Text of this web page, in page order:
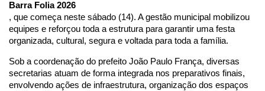
Barra Folia 2026
, que começa neste sábado (14). A gestão municipal mobilizou
equipes e reforçou toda a estrutura para garantir uma festa
organizada, cultural, segura e voltada para toda a família.
Sob a coordenação do prefeito João Paulo França, diversas
secretarias atuam de forma integrada nos preparativos finais,
envolvendo ações de infraestrutura, organização dos espaços